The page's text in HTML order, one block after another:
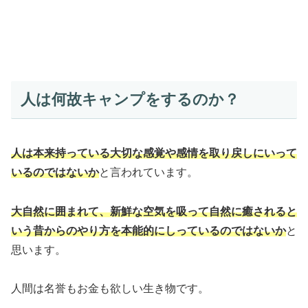
人は何故キャンプをするのか？
人は本来持っている大切な感覚や感情を取り戻しにいって
いるのではないかと言われています。
大自然に囲まれて、新鮮な空気を吸って自然に癒されると
いう昔からのやり方を本能的にしっているのではないかと
思います。
人間は名誉もお金も欲しい生き物です。